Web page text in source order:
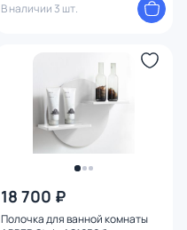
В наличии 3 шт.
18 700 ₽
Полочка для ванной комнаты